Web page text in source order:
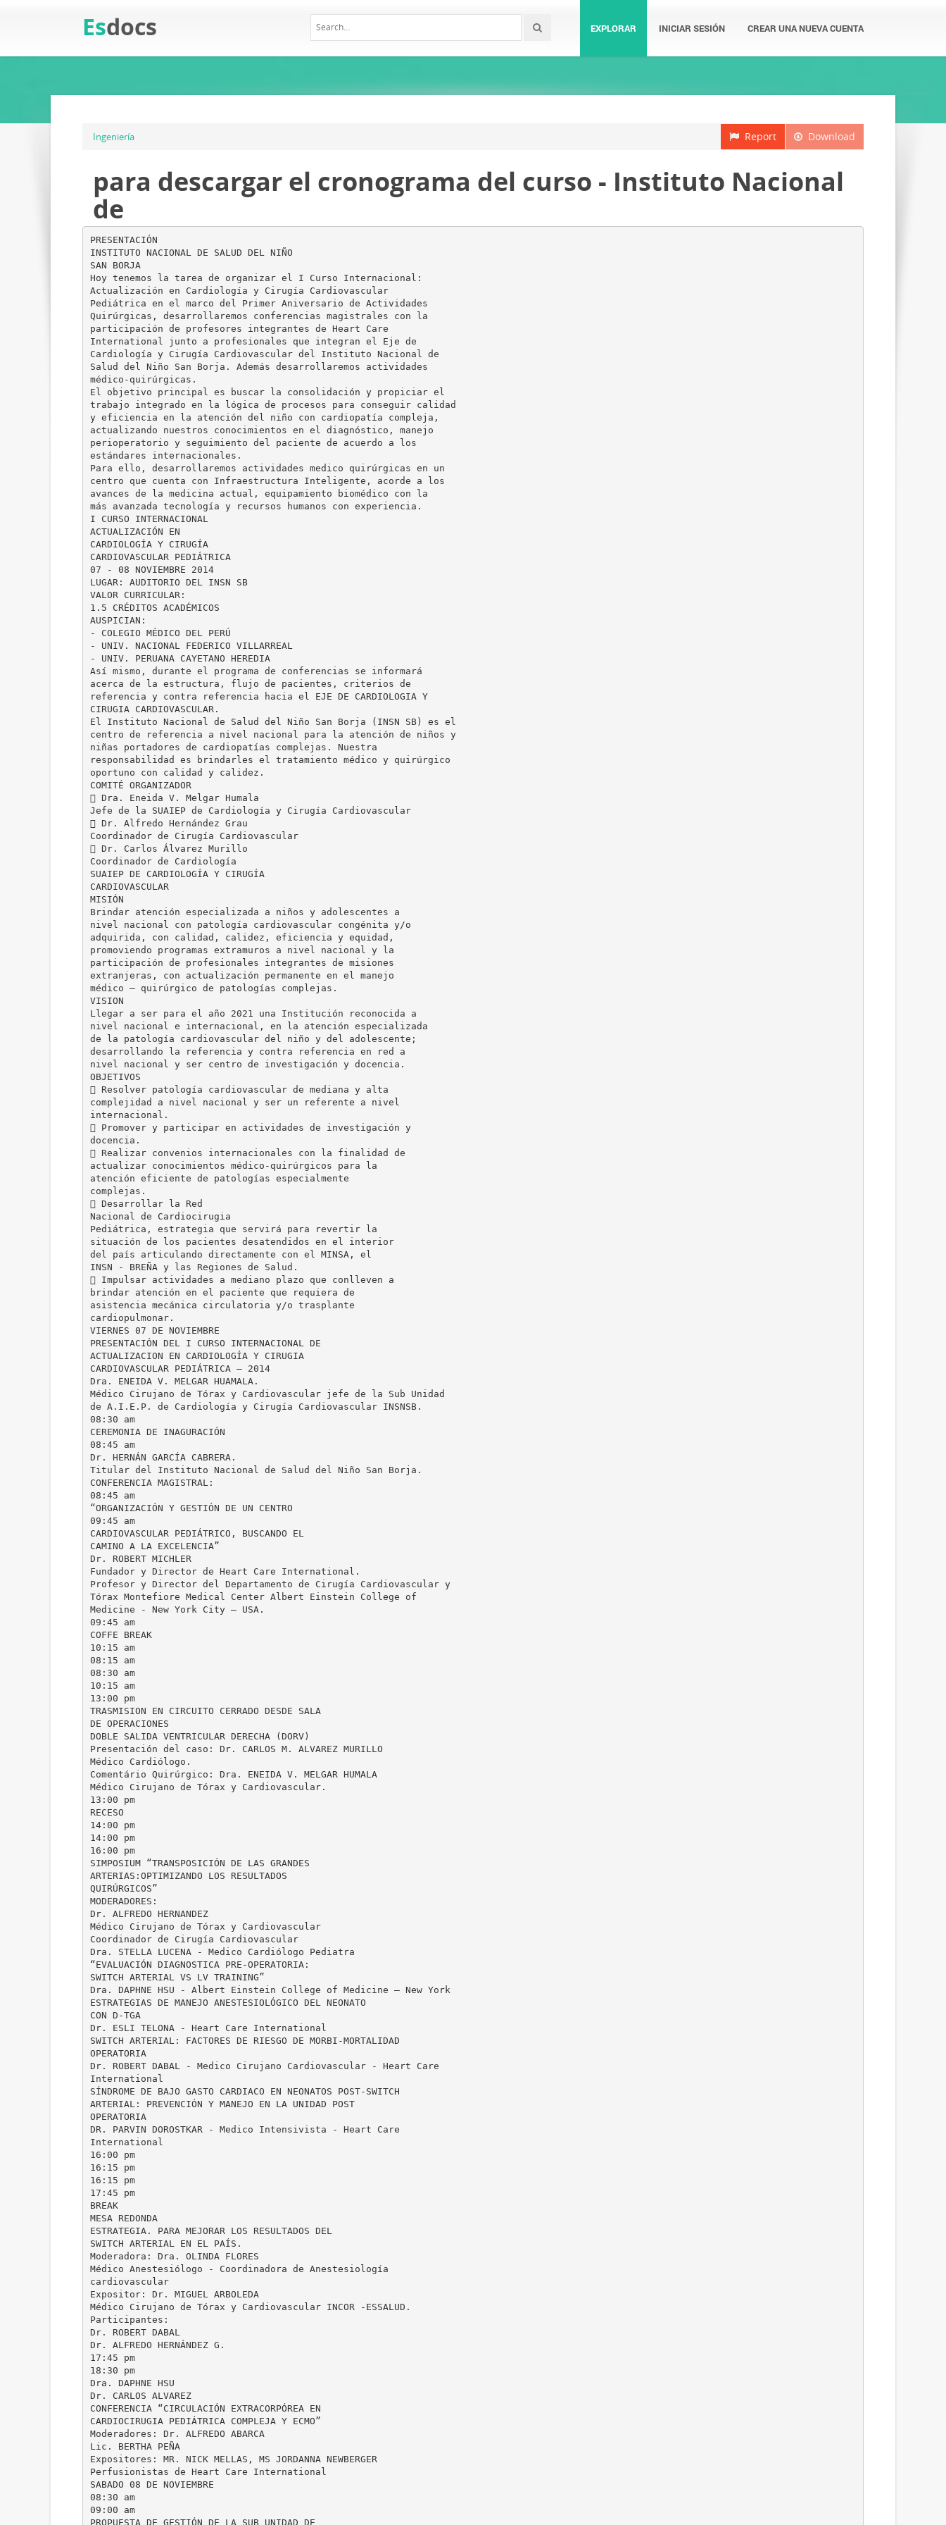
Esdocs EXPLORAR INICIAR SESIÓN CREAR UNA NUEVA CUENTA
Download
Report
Ingeniería
para descargar el cronograma del curso - Instituto Nacional
de
PRESENTACIÓN
INSTITUTO NACIONAL DE SALUD DEL NIÑO
SAN BORJA
Hoy tenemos la tarea de organizar el I Curso Internacional:
Actualización en Cardiología y Cirugía Cardiovascular
Pediátrica en el marco del Primer Aniversario de Actividades
Quirúrgicas, desarrollaremos conferencias magistrales con la
participación de profesores integrantes de Heart Care
International junto a profesionales que integran el Eje de
Cardiología y Cirugía Cardiovascular del Instituto Nacional de
Salud del Niño San Borja. Además desarrollaremos actividades
médico-quirúrgicas.
El objetivo principal es buscar la consolidación y propiciar el
trabajo integrado en la lógica de procesos para conseguir calidad
y eficiencia en la atención del niño con cardiopatía compleja,
actualizando nuestros conocimientos en el diagnóstico, manejo
perioperatorio y seguimiento del paciente de acuerdo a los
estándares internacionales.
Para ello, desarrollaremos actividades medico quirúrgicas en un
centro que cuenta con Infraestructura Inteligente, acorde a los
avances de la medicina actual, equipamiento biomédico con la
más avanzada tecnología y recursos humanos con experiencia.
I CURSO INTERNACIONAL
ACTUALIZACIÓN EN
CARDIOLOGÍA Y CIRUGÍA
CARDIOVASCULAR PEDIÁTRICA
07 - 08 NOVIEMBRE 2014
LUGAR: AUDITORIO DEL INSN SB
VALOR CURRICULAR:
1.5 CRÉDITOS ACADÉMICOS
AUSPICIAN:
- COLEGIO MÉDICO DEL PERÚ
- UNIV. NACIONAL FEDERICO VILLARREAL
- UNIV. PERUANA CAYETANO HEREDIA
Así mismo, durante el programa de conferencias se informará
acerca de la estructura, flujo de pacientes, criterios de
referencia y contra referencia hacia el EJE DE CARDIOLOGIA Y
CIRUGIA CARDIOVASCULAR.
El Instituto Nacional de Salud del Niño San Borja (INSN SB) es el
centro de referencia a nivel nacional para la atención de niños y
niñas portadores de cardiopatías complejas. Nuestra
responsabilidad es brindarles el tratamiento médico y quirúrgico
oportuno con calidad y calidez.
COMITÉ ORGANIZADOR
 Dra. Eneida V. Melgar Humala
Jefe de la SUAIEP de Cardiología y Cirugía Cardiovascular
 Dr. Alfredo Hernández Grau
Coordinador de Cirugía Cardiovascular
 Dr. Carlos Álvarez Murillo
Coordinador de Cardiología
SUAIEP DE CARDIOLOGÍA Y CIRUGÍA
CARDIOVASCULAR
MISIÓN
Brindar atención especializada a niños y adolescentes a
nivel nacional con patología cardiovascular congénita y/o
adquirida, con calidad, calidez, eficiencia y equidad,
promoviendo programas extramuros a nivel nacional y la
participación de profesionales integrantes de misiones
extranjeras, con actualización permanente en el manejo
médico – quirúrgico de patologías complejas.
VISION
Llegar a ser para el año 2021 una Institución reconocida a
nivel nacional e internacional, en la atención especializada
de la patología cardiovascular del niño y del adolescente;
desarrollando la referencia y contra referencia en red a
nivel nacional y ser centro de investigación y docencia.
OBJETIVOS
 Resolver patología cardiovascular de mediana y alta
complejidad a nivel nacional y ser un referente a nivel
internacional.
 Promover y participar en actividades de investigación y
docencia.
 Realizar convenios internacionales con la finalidad de
actualizar conocimientos médico-quirúrgicos para la
atención eficiente de patologías especialmente
complejas.
 Desarrollar la Red
Nacional de Cardiocirugia
Pediátrica, estrategia que servirá para revertir la
situación de los pacientes desatendidos en el interior
del país articulando directamente con el MINSA, el
INSN - BREÑA y las Regiones de Salud.
 Impulsar actividades a mediano plazo que conlleven a
brindar atención en el paciente que requiera de
asistencia mecánica circulatoria y/o trasplante
cardiopulmonar.
VIERNES 07 DE NOVIEMBRE
PRESENTACIÓN DEL I CURSO INTERNACIONAL DE
ACTUALIZACION EN CARDIOLOGÍA Y CIRUGIA
CARDIOVASCULAR PEDIÁTRICA – 2014
Dra. ENEIDA V. MELGAR HUAMALA.
Médico Cirujano de Tórax y Cardiovascular jefe de la Sub Unidad
de A.I.E.P. de Cardiología y Cirugía Cardiovascular INSNSB.
08:30 am
CEREMONIA DE INAGURACIÓN
08:45 am
Dr. HERNÁN GARCÍA CABRERA.
Titular del Instituto Nacional de Salud del Niño San Borja.
CONFERENCIA MAGISTRAL:
08:45 am
“ORGANIZACIÓN Y GESTIÓN DE UN CENTRO
09:45 am
CARDIOVASCULAR PEDIÁTRICO, BUSCANDO EL
CAMINO A LA EXCELENCIA”
Dr. ROBERT MICHLER
Fundador y Director de Heart Care International.
Profesor y Director del Departamento de Cirugía Cardiovascular y
Tórax Montefiore Medical Center Albert Einstein College of
Medicine - New York City – USA.
09:45 am
COFFE BREAK
10:15 am
08:15 am
08:30 am
10:15 am
13:00 pm
TRASMISION EN CIRCUITO CERRADO DESDE SALA
DE OPERACIONES
DOBLE SALIDA VENTRICULAR DERECHA (DORV)
Presentación del caso: Dr. CARLOS M. ALVAREZ MURILLO
Médico Cardiólogo.
Comentário Quirúrgico: Dra. ENEIDA V. MELGAR HUMALA
Médico Cirujano de Tórax y Cardiovascular.
13:00 pm
RECESO
14:00 pm
14:00 pm
16:00 pm
SIMPOSIUM “TRANSPOSICIÓN DE LAS GRANDES
ARTERIAS:OPTIMIZANDO LOS RESULTADOS
QUIRÚRGICOS”
MODERADORES:
Dr. ALFREDO HERNANDEZ
Médico Cirujano de Tórax y Cardiovascular
Coordinador de Cirugía Cardiovascular
Dra. STELLA LUCENA - Medico Cardiólogo Pediatra
“EVALUACIÓN DIAGNOSTICA PRE-OPERATORIA:
SWITCH ARTERIAL VS LV TRAINING”
Dra. DAPHNE HSU - Albert Einstein College of Medicine – New York
ESTRATEGIAS DE MANEJO ANESTESIOLÓGICO DEL NEONATO
CON D-TGA
Dr. ESLI TELONA - Heart Care International
SWITCH ARTERIAL: FACTORES DE RIESGO DE MORBI-MORTALIDAD
OPERATORIA
Dr. ROBERT DABAL - Medico Cirujano Cardiovascular - Heart Care
International
SÍNDROME DE BAJO GASTO CARDIACO EN NEONATOS POST-SWITCH
ARTERIAL: PREVENCIÓN Y MANEJO EN LA UNIDAD POST
OPERATORIA
DR. PARVIN DOROSTKAR - Medico Intensivista - Heart Care
International
16:00 pm
16:15 pm
16:15 pm
17:45 pm
BREAK
MESA REDONDA
ESTRATEGIA. PARA MEJORAR LOS RESULTADOS DEL
SWITCH ARTERIAL EN EL PAÍS.
Moderadora: Dra. OLINDA FLORES
Médico Anestesiólogo - Coordinadora de Anestesiología
cardiovascular
Expositor: Dr. MIGUEL ARBOLEDA
Médico Cirujano de Tórax y Cardiovascular INCOR -ESSALUD.
Participantes:
Dr. ROBERT DABAL
Dr. ALFREDO HERNÁNDEZ G.
17:45 pm
18:30 pm
Dra. DAPHNE HSU
Dr. CARLOS ALVAREZ
CONFERENCIA “CIRCULACIÓN EXTRACORPÓREA EN
CARDIOCIRUGIA PEDIÁTRICA COMPLEJA Y ECMO”
Moderadores: Dr. ALFREDO ABARCA
Lic. BERTHA PEÑA
Expositores: MR. NICK MELLAS, MS JORDANNA NEWBERGER
Perfusionistas de Heart Care International
SABADO 08 DE NOVIEMBRE
08:30 am
09:00 am
PROPUESTA DE GESTIÓN DE LA SUB UNIDAD DE